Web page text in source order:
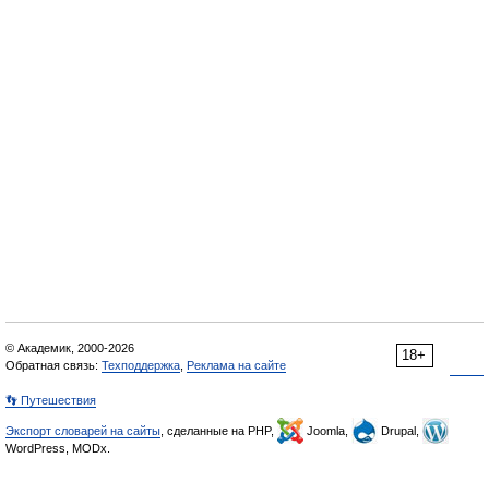
18+
© Академик, 2000-2026
Обратная связь: Техподдержка Реклама на сайте
👣 Путешествия
Экспорт словарей на сайты , сделанные на PHP, Joomla,
Drupal,
WordPress, MODx.